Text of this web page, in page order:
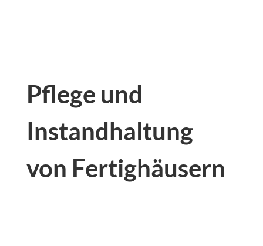
Pflege und
Instandhaltung
von Fertighäusern